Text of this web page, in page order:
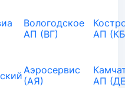
Вологодское
АП (ВГ)
АП
Аэросервис
(АЯ)
АП